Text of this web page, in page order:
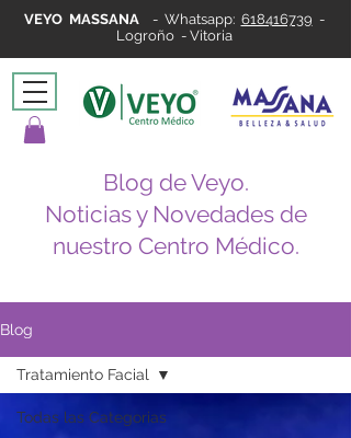
VEYO MASSANA- Whatsapp: 618416739 -
Logroño - Vitoria
Blog de Veyo.
Noticias y Novedades de
nuestro Centro Médico.
Blog
Todas las Categorias
Tratamiento Facial